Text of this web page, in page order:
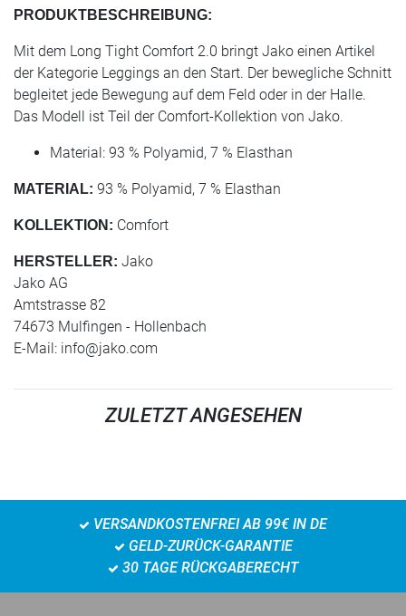
PRODUKTBESCHREIBUNG:
Mit dem Long Tight Comfort 2.0 bringt Jako einen Artikel
der Kategorie Leggings an den Start. Der bewegliche Schnitt
begleitet jede Bewegung auf dem Feld oder in der Halle.
Das Modell ist Teil der Comfort-Kollektion von Jako.
Material: 93 % Polyamid, 7 % Elasthan
MATERIAL: 93 % Polyamid, 7 % Elasthan
KOLLEKTION: Comfort
HERSTELLER: Jako
Jako AG
Amtstrasse 82
74673 Mulfingen - Hollenbach
E-Mail: info@jako.com
ZULETZT ANGESEHEN
VERSANDKOSTENFREI AB 99€ IN DE
GELD-ZURÜCK-GARANTIE
30 TAGE RÜCKGABERECHT